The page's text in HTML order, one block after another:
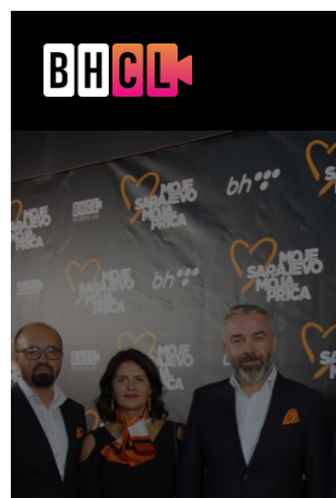
Naslovna
O platformi
Projekti
Multimedija
Novosti
DRUGI O NAMA
Kontakt